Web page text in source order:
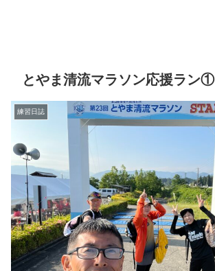
とやま清流マラソン応援ラン①
練習日誌